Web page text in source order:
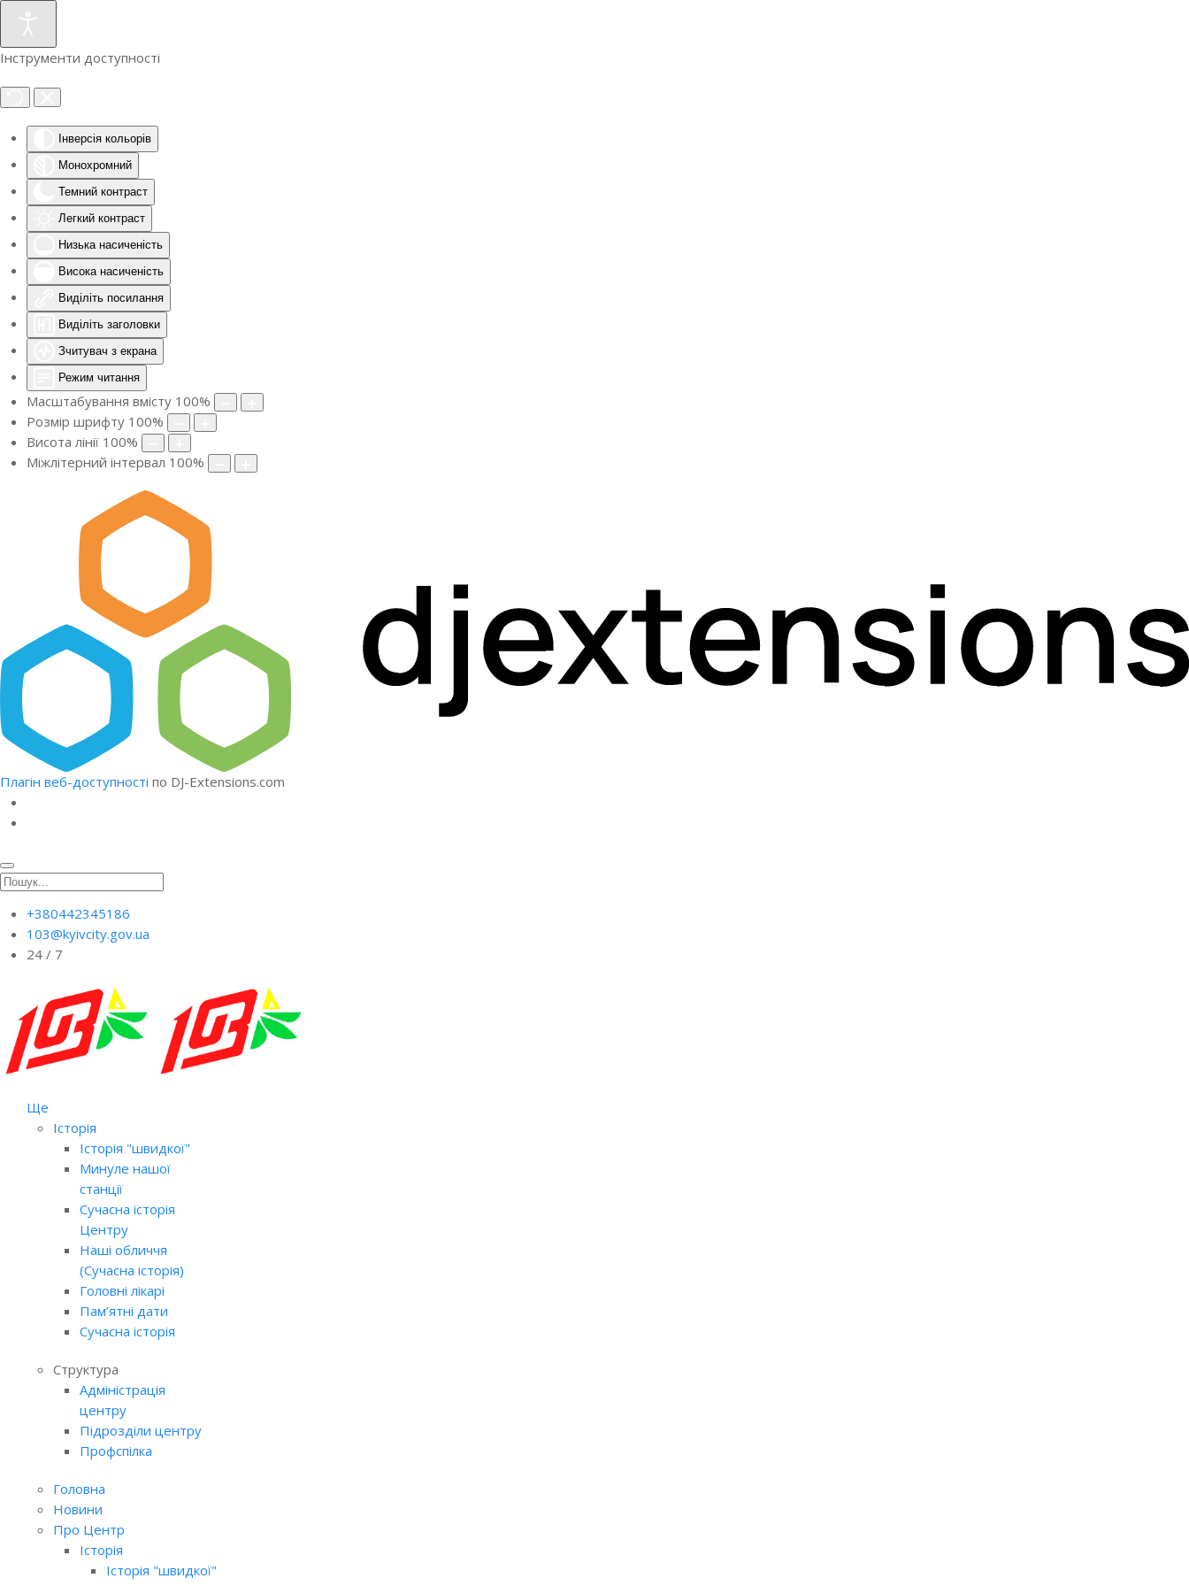
Інструменти доступності
Інверсія кольорів
Монохромний
Темний контраст
Легкий контраст
Низька насиченість
Висока насиченість
Виділіть посилання
Виділіть заголовки
Зчитувач з екрана
Режим читання
Масштабування вмісту 100%
Розмір шрифту 100%
Висота лінії 100%
Міжлітерний інтервал 100%
Плагін веб-доступності по DJ-Extensions.com
+380442345186
103@kyivcity.gov.ua
24 / 7
Ще
Історія
Історія "швидкої"
Минуле нашої
станції
Сучасна історія
Центру
Наші обличчя
(Сучасна історія)
Головні лікарі
Пам’ятні дати
Сучасна історія
Структура
Адміністрація
центру
Підрозділи центру
Профспілка
Головна
Новини
Про Центр
Історія
Історія "швидкої"